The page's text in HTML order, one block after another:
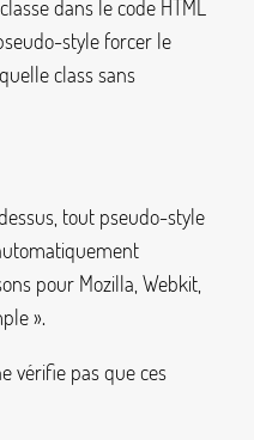
dans le code HTML
style forcer le
class sans
tout pseudo-style
pour Mozilla, Webkit,
».
vérifie pas que ces